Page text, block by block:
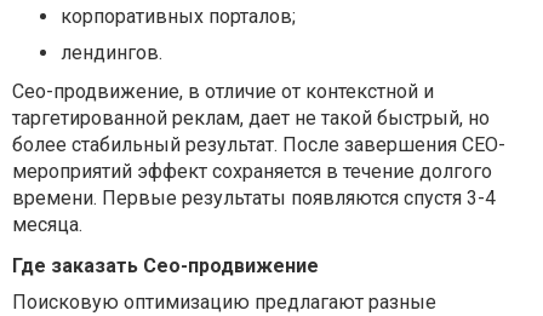
корпоративных порталов;
лендингов.
Сео-продвижение, в отличие от контекстной и
таргетированной реклам, дает не такой быстрый, но
более стабильный результат. После завершения СЕО-
мероприятий эффект сохраняется в течение долгого
времени. Первые результаты появляются спустя 3-4
месяца.
Где заказать Сео-продвижение
Поисковую оптимизацию предлагают разные